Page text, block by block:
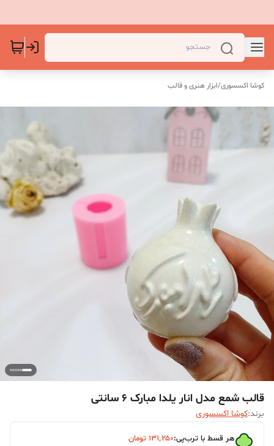
کوشا اکسسوری/ابزار هنری و قالب
قالب شمع مدل انار یلدا مبارک 6 سانتی
برند:کوشا اکسسوری
هر قسط با ترب‌پی:۱۳۱٬۲۵۰ تومان